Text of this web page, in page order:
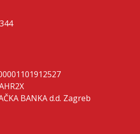
BANKA d.d. Zagreb